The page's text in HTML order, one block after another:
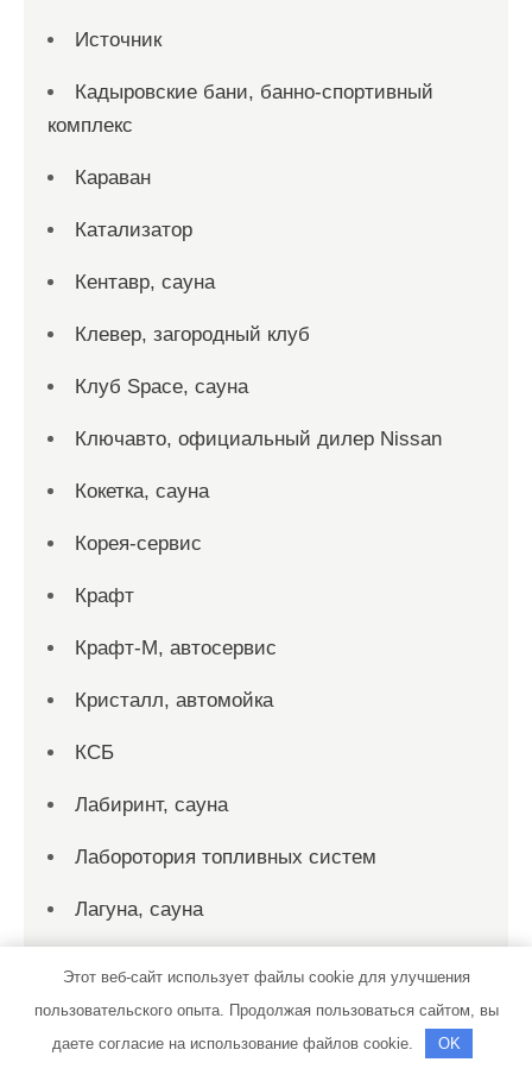
Источник
Кадыровские бани, банно-спортивный
комплекс
Караван
Катализатор
Кентавр, сауна
Клевер, загородный клуб
Клуб Space, сауна
Ключавто, официальный дилер Nissan
Кокетка, сауна
Корея-сервис
Крафт
Крафт-М, автосервис
Кристалл, автомойка
КСБ
Лабиринт, сауна
Лаборотория топливных систем
Лагуна, сауна
Лесная сказка, база отдыха
Этот веб-сайт использует файлы cookie для улучшения
пользовательского опыта. Продолжая пользоваться сайтом, вы
даете согласие на использование файлов cookie.
OK